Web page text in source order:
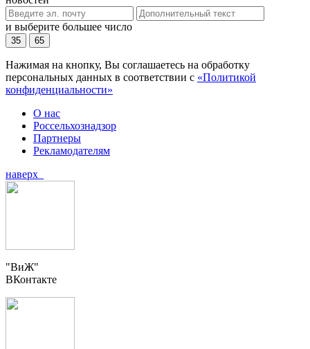
и выберите большее число
35 65
Нажимая на кнопку, Вы соглашаетесь на обработку
персональных данных в соответствии с «Политикой
конфиденциальности»
О нас
Россельхознадзор
Партнеры
Рекламодателям
наверх
"ВиЖ"
ВКонтакте